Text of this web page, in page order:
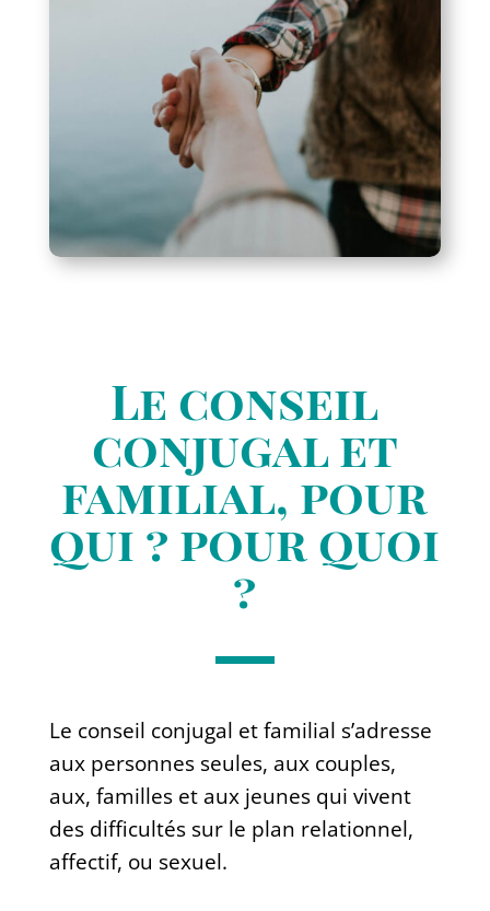
Le conseil
conjugal et
familial, pour
qui ? pour quoi
?
Le conseil conjugal et familial s’adresse
aux personnes seules, aux couples,
aux, familles et aux jeunes qui vivent
des difficultés sur le plan relationnel,
affectif, ou sexuel.